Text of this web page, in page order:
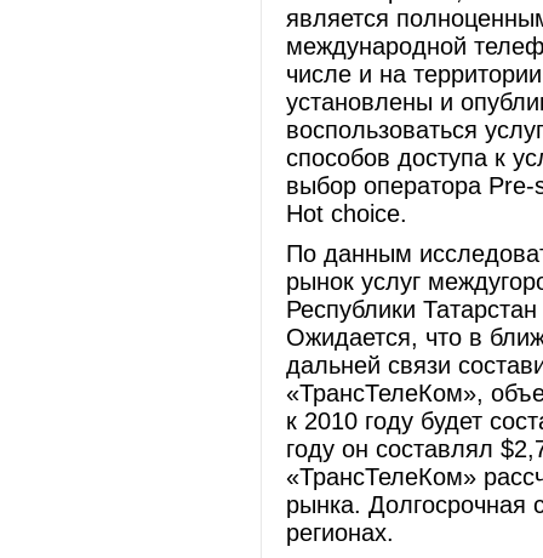
является
международной
числе и на
установлены и
воспользоваться
способов доступа к
выбор оператора
Hot choice.
По данным
рынок услуг
Республики
Ожидается, что в
дальней связи
«ТрансТелеКом»,
к 2010 году будет
году он составлял
«ТрансТелеКом»
рынка. Долгосрочная
регионах.